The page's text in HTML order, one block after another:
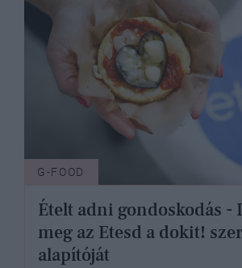
G-FOOD
Ételt adni gondoskodás -
meg az Etesd a dokit!
alapítóját